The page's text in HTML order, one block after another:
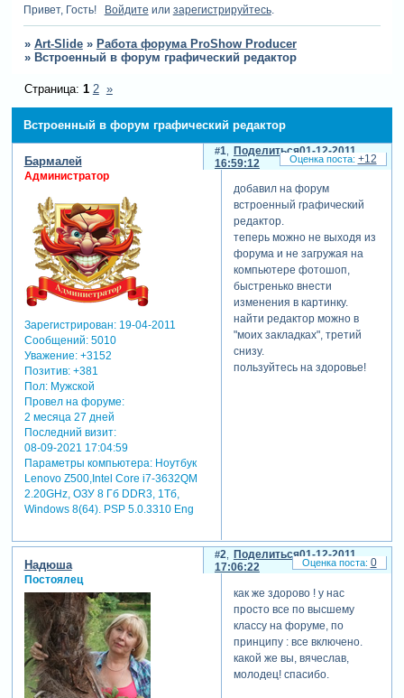
Привет, Гость! Войдите или зарегистрируйтесь.
» Art-Slide » Работа форума ProShow Producer
» Встроенный в форум графический редактор
Встроенный в форум графический редактор
Страница: 1 2 »
Поделиться
1
01-12-2011
16:59:12
Бармалей
Администратор
Зарегистрирован: 19-04-2011
Сообщений:5010
Уважение: +3152
Позитив: +381
Пол:Мужской
Провел на форуме:
2 месяца 27 дней
Последний визит:
08-09-2021 17:04:59
Параметры компьютера:Ноутбук
Lenovo Z500,Intel Core i7-3632QM
2.20GHz, ОЗУ 8 Гб DDR3, 1Тб,
Windows 8(64). PSP 5.0.3310 Eng
добавил на форум
встроенный графический
редактор.
теперь можно не выходя из
форума и не загружая на
компьютере фотошоп,
быстренько внести
изменения в картинку.
найти редактор можно в
"моих закладках", третий
снизу.
пользуйтесь на здоровье!
+12
Поделиться
2
01-12-2011
17:06:22
Надюша
Постоялец
как же здорово ! у нас
просто все по высшему
классу на форуме, по
принципу : все включено.
какой же вы, вячеслав,
молодец! спасибо.
0